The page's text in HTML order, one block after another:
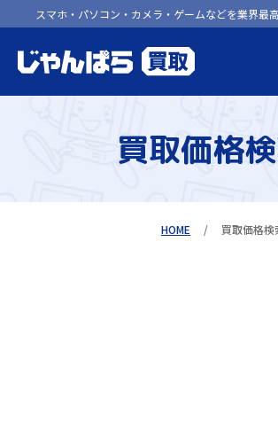
スマホ・パソコン・カメラ・ゲームなどを業界最
買取価格
HOME 買取価格検